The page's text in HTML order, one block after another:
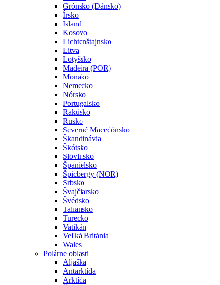
Grónsko (Dánsko)
Írsko
Island
Kosovo
Lichtenštajnsko
Litva
Lotyšsko
Madeira (POR)
Monako
Nemecko
Nórsko
Portugalsko
Rakúsko
Rusko
Severné Macedónsko
Škandinávia
Škótsko
Slovinsko
Španielsko
Špicbergy (NOR)
Srbsko
Švajčiarsko
Švédsko
Taliansko
Turecko
Vatikán
Veľká Británia
Wales
Polárne oblasti
Aljaška
Antarktída
Arktída